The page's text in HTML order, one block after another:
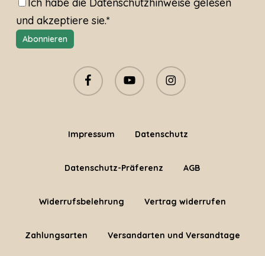
und akzeptiere sie.*
facebook youtube instagram
Impressum Datenschutz
Datenschutz-Präferenz AGB
Widerrufsbelehrung Vertrag widerrufen
Zahlungsarten Versandarten und Versandtage